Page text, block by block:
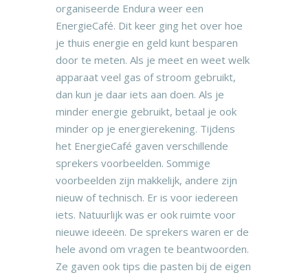
organiseerde Endura weer een
EnergieCafé. Dit keer ging het over hoe
je thuis energie en geld kunt besparen
door te meten. Als je meet en weet welk
apparaat veel gas of stroom gebruikt,
dan kun je daar iets aan doen. Als je
minder energie gebruikt, betaal je ook
minder op je energierekening. Tijdens
het EnergieCafé gaven verschillende
sprekers voorbeelden. Sommige
voorbeelden zijn makkelijk, andere zijn
nieuw of technisch. Er is voor iedereen
iets. Natuurlijk was er ook ruimte voor
nieuwe ideeën. De sprekers waren er de
hele avond om vragen te beantwoorden.
Ze gaven ook tips die pasten bij de eigen